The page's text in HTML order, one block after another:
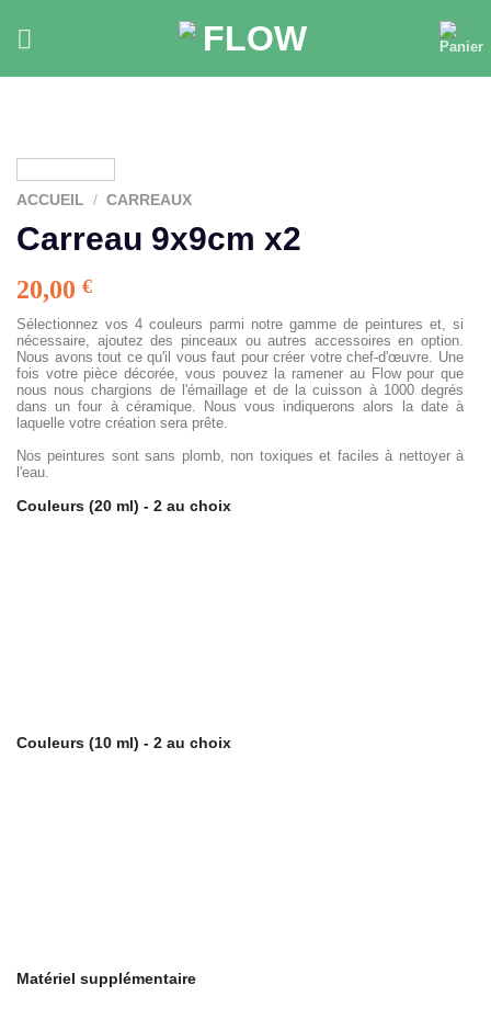
content
ACCUEIL / CARREAUX
Carreau 9x9cm x2
20,00 €
Sélectionnez vos 4 couleurs parmi notre gamme de peintures et, si
nécessaire, ajoutez des pinceaux ou autres accessoires en option.
Nous avons tout ce qu'il vous faut pour créer votre chef-d'œuvre. Une
fois votre pièce décorée, vous pouvez la ramener au Flow pour que
nous nous chargions de l'émaillage et de la cuisson à 1000 degrés
dans un four à céramique. Nous vous indiquerons alors la date à
laquelle votre création sera prête.
Nos peintures sont sans plomb, non toxiques et faciles à nettoyer à
l'eau.
Couleurs (20 ml) - 2 au choix
Couleurs (10 ml) - 2 au choix
Matériel supplémentaire